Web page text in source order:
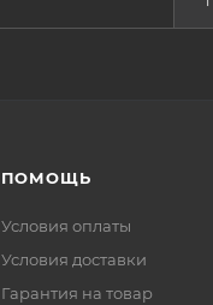
ПОМОЩЬ
Условия оплаты
Условия доставки
Гарантия на товар